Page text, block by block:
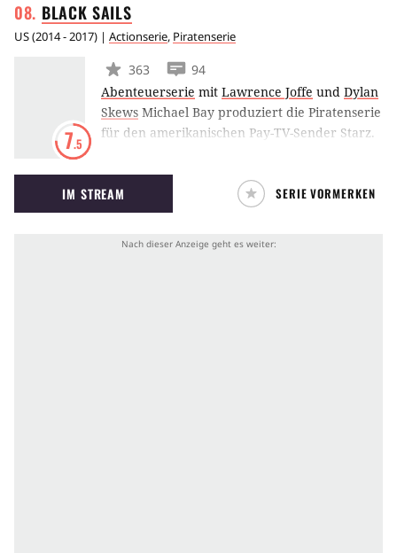
in der Hauptrolle.
BLACKSAILS
US(2014 - 2017) | Actionserie, Piratenserie
7.5
363
94
Abenteuerserie mit Lawrence Joffe und Dylan
Skews Michael Bay produziert die Piratenserie
für den amerikanischen Pay-TV-Sender Starz.
Schatzinsel von Robert Louis Stevenson.
IM STREAM SERIE VORMERKEN